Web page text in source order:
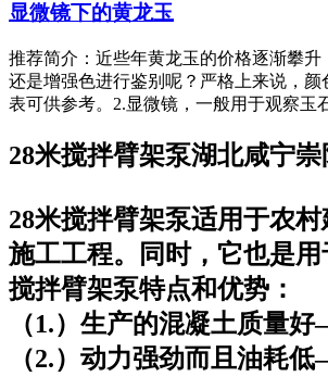
显微镜下的黄龙玉
推荐简介：近些年黄龙玉的价格逐渐攀
还是增强色进行鉴别呢？严格上来说，
表可供参考。2.显微镜，一般用于观察玉
28米搅拌臂架泵湖北咸宁
28米搅拌臂架泵适用于农
施工工程。同时，它也是用
搅拌臂架泵特点和优势：
（1.）生产的混凝土质量
（2.）动力强劲而且油耗